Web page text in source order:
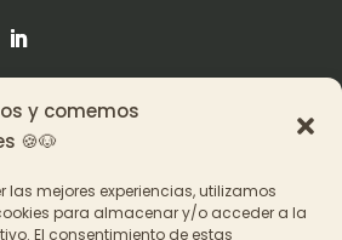
y comemos
🍪🐶
las mejores experiencias, utilizamos
para almacenar y/o acceder a la
El consentimiento de estas